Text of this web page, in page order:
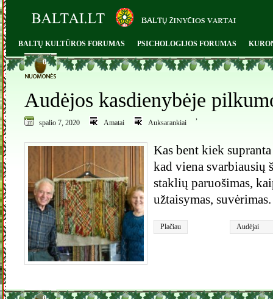
BALTŲ KULTŪROS FORUMAS PSICHOLOGIJOS FORUMAS
0
Audėjos kasdienybėje
spalio 7, 2020 Amatai
,
Auksarankiai
Kas bent kiek
kad viena svarbiausių
staklių paruošimas,
užtaisymas, suvėrimas.
Plačiau Audėjai